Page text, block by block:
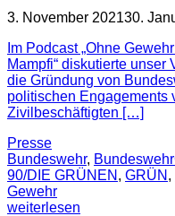
3. November 202130.
Im Podcast „Ohne
Mampfi“ diskutierte
die Gründung von
politischen Engagements
Zivilbeschäftigten […]
Presse
Bundeswehr,
90/DIE GRÜNEN , GRÜN ,
Gewehr
weiterlesen